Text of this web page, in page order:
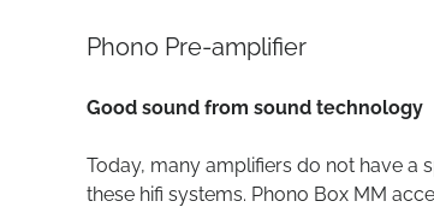
Phono Pre-amplifier
Good sound from sound technology
Today, many amplifiers do not have a
these hifi systems. Phono Box MM